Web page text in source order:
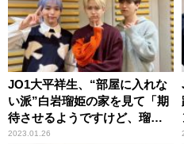
JO1大平祥生、“部屋に入れな
い派”白岩瑠姫の家を見て「期
待させるようですけど、瑠姫
くんの部屋は……」
2023.01.26